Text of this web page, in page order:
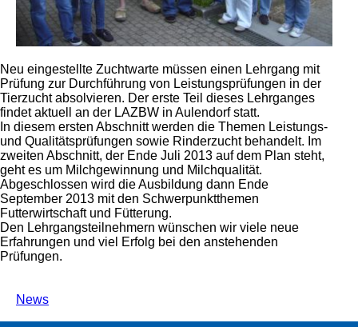
Neu eingestellte Zuchtwarte müssen einen Lehrgang mit
Prüfung zur Durchführung von Leistungsprüfungen in der
Tierzucht absolvieren. Der erste Teil dieses Lehrganges
findet aktuell an der LAZBW in Aulendorf statt.
In diesem ersten Abschnitt werden die Themen Leistungs-
und Qualitätsprüfungen sowie Rinderzucht behandelt. Im
zweiten Abschnitt, der Ende Juli 2013 auf dem Plan steht,
geht es um Milchgewinnung und Milchqualität.
Abgeschlossen wird die Ausbildung dann Ende
September 2013 mit den Schwerpunktthemen
Futterwirtschaft und Fütterung.
Den Lehrgangsteilnehmern wünschen wir viele neue
Erfahrungen und viel Erfolg bei den anstehenden
Prüfungen.
News